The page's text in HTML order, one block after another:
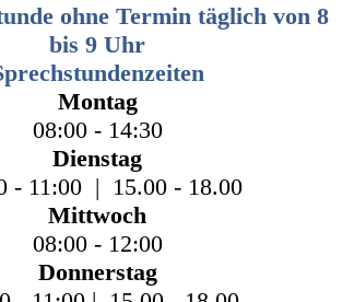
ohne Termin täglich von 8
bis 9 Uhr
Montag
08:00 - 14:30
Dienstag
- 11:00 | 15.00 - 18.00
Mittwoch
08:00 - 12:00
Donnerstag